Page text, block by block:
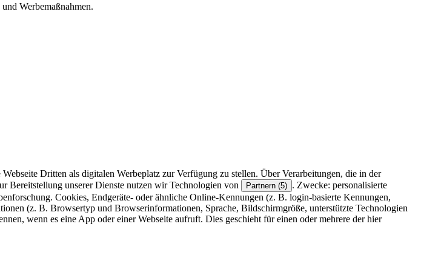
Werbemaßnahmen.
Dritten als digitalen Werbeplatz zur Verfügung zu stellen. Über Verarbeitungen, die in der
Bereitstellung unserer Dienste nutzen wir Technologien von Partnern (5) . Zwecke: personalisierte
Cookies, Endgeräte- oder ähnliche Online-Kennungen (z. B. login-basierte Kennungen,
(z. B. Browsertyp und Browserinformationen, Sprache, Bildschirmgröße, unterstützte Technologien
wenn es eine App oder einer Webseite aufruft. Dies geschieht für einen oder mehrere der hier